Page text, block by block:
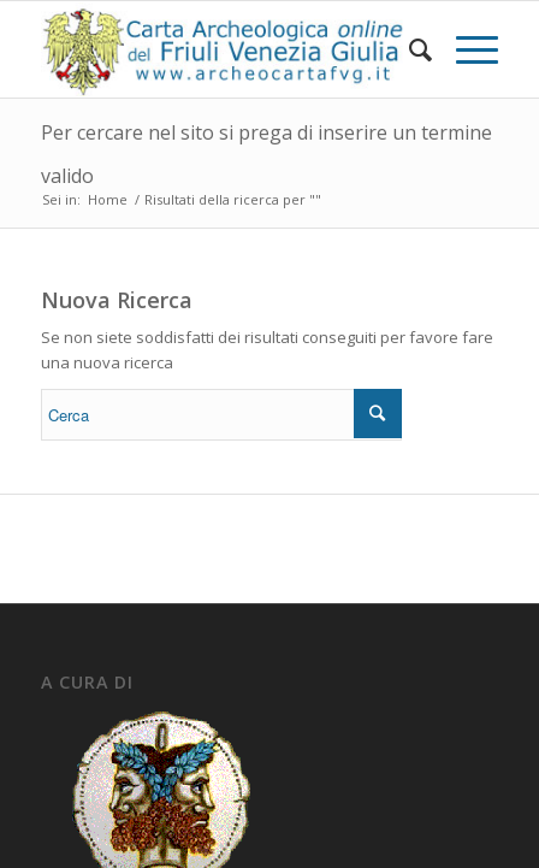
Per cercare nel sito si prega di inserire un termine
valido
Sei in: Home / Risultati della ricerca per ""
Nuova Ricerca
Se non siete soddisfatti dei risultati conseguiti per favore fare
una nuova ricerca
A CURA DI